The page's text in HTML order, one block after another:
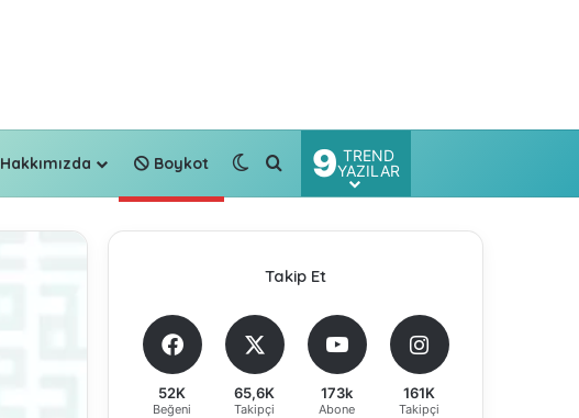
Hakkımızda Boykot Dış görünümü değiştir
Arama yap ...
9 TREND
YAZILAR
Takip Et
52K
Beğeni
65,6K
Takipçi
173k
Abone
161K
Takipçi